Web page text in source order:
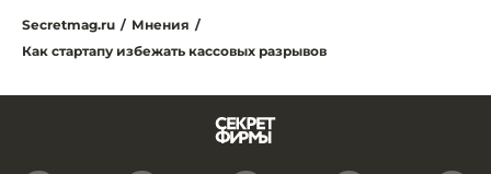
Secretmag.ru / Мнения /
Как стартапу избежать кассовых разрывов